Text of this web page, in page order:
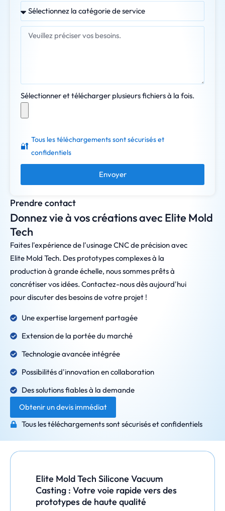
Prendre contact
Donnez vie à vos créations avec Elite Mold
Tech
Faites l'expérience de l'usinage CNC de précision avec
Elite Mold Tech. Des prototypes complexes à la
production à grande échelle, nous sommes prêts à
concrétiser vos idées. Contactez-nous dès aujourd'hui
pour discuter des besoins de votre projet !
Une expertise largement partagée
Extension de la portée du marché
Technologie avancée intégrée
Possibilités d'innovation en collaboration
Des solutions fiables à la demande
Obtenir un devis immédiat
Tous les téléchargements sont sécurisés et confidentiels
Sélectionner et télécharger plusieurs fichiers à la fois.
🔐
Tous les téléchargements sont sécurisés et
confidentiels
Envoyer
Elite Mold Tech Silicone Vacuum
Casting : Votre voie rapide vers des
prototypes de haute qualité